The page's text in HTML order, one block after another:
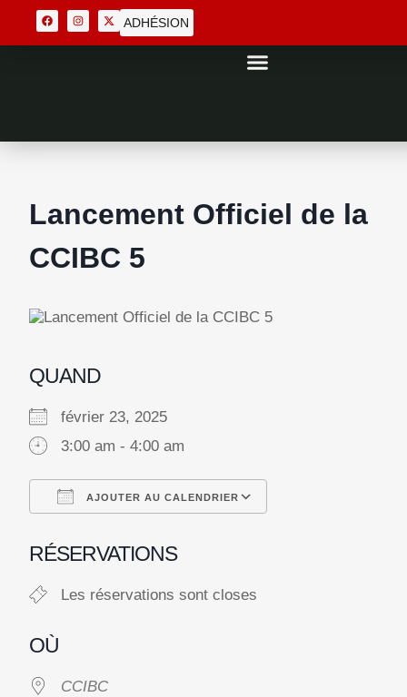
ADHÉSION
Lancement Officiel de la
CCIBC 5
QUAND
février 23, 2025
3:00 am - 4:00 am
AJOUTER AU CALENDRIER
RÉSERVATIONS
Les réservations sont closes
OÙ
CCIBC